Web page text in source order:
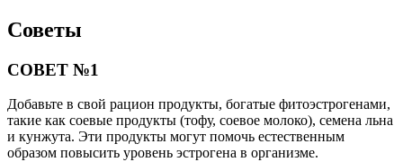
Советы
СОВЕТ №1
Добавьте в свой рацион продукты, богатые фитоэстрогенами,
такие как соевые продукты (тофу, соевое молоко), семена льна
и кунжута. Эти продукты могут помочь естественным
образом повысить уровень эстрогена в организме.